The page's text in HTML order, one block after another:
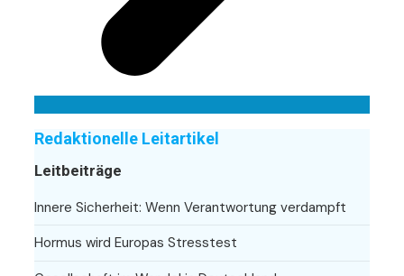
Redaktionelle Leitartikel
Leitbeiträge
Innere Sicherheit: Wenn Verantwortung verdampft
Hormus wird Europas Stresstest